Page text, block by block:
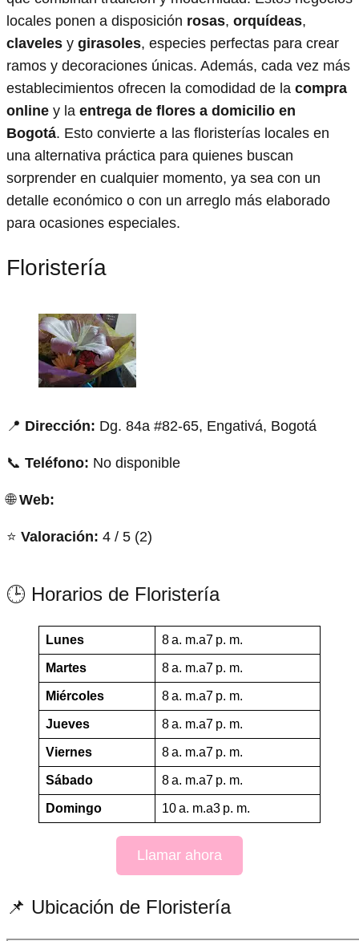
locales ponen a disposición rosas, orquídeas,
claveles y girasoles, especies perfectas para crear
ramos y decoraciones únicas. Además, cada vez más
establecimientos ofrecen la comodidad de la compra
online y la entrega de flores a domicilio en
Bogotá. Esto convierte a las floristerías locales en
una alternativa práctica para quienes buscan
sorprender en cualquier momento, ya sea con un
detalle económico o con un arreglo más elaborado
para ocasiones especiales.
Floristería
📍 Dirección: Dg. 84a #82-65, Engativá, Bogotá
📞 Teléfono: No disponible
🌐Web:
⭐ Valoración: 4 / 5 (2)
🕒 Horarios de Floristería
Lunes 8 a. m.a7 p. m.
Martes 8 a. m.a7 p. m.
Miércoles 8 a. m.a7 p. m.
Jueves 8 a. m.a7 p. m.
Viernes 8 a. m.a7 p. m.
Sábado 8 a. m.a7 p. m.
Domingo 10 a. m.a3 p. m.
Llamar ahora
📌 Ubicación de Floristería